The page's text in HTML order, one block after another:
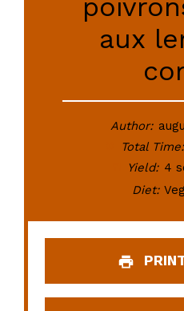
aux
Author:
Total Time:
Yield: 4
Diet: